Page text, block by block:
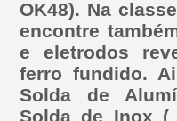
OK48). Na
encontre
e eletrodos
ferro fundido.
Solda de
Solda de Inox (